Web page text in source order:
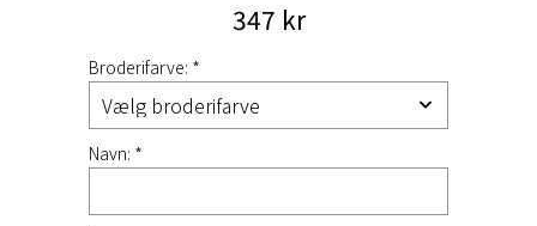
347 kr
Broderifarve: *
Navn: *